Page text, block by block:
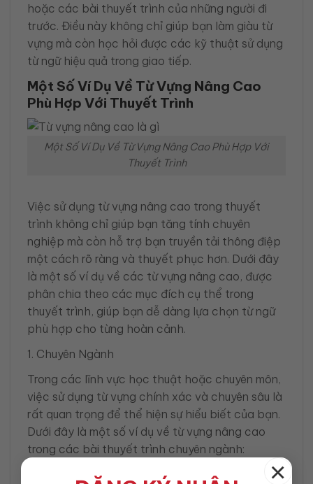
×
hoặc các bài thuyết trình của những người đi
trước. Điều này không chỉ giúp bạn làm giàu từ
vựng mà còn học hỏi được các kỹ thuật sử dụng
từ ngữ hiệu quả trong giao tiếp.
Một Số Ví Dụ Về Từ Vựng Nâng Cao
Phù Hợp Với Thuyết Trình
Một Số Ví Dụ Về Từ Vựng Nâng Cao Phù Hợp Với
Thuyết Trình
Việc sử dụng từ vựng nâng cao trong thuyết
trình không chỉ giúp bạn tăng tính chuyên
nghiệp mà còn hỗ trợ bạn truyền tải thông điệp
một cách rõ ràng và thuyết phục hơn. Dưới đây
là một số ví dụ về các từ vựng nâng cao, được
phân chia theo các mục đích cụ thể trong
thuyết trình, giúp bạn dễ dàng lựa chọn từ ngữ
phù hợp cho từng hoàn cảnh.
1. Chuyên Ngành
Trong các lĩnh vực học thuật hoặc chuyên môn,
việc sử dụng từ vựng chính xác và chuyên sâu là
rất quan trọng để thể hiện sự hiểu biết của bạn.
Dưới đây là một số ví dụ về từ vựng nâng cao
trong các bài thuyết trình chuyên ngành:
“Phân tích sâu sắc”: Khi bạn muốn làm rõ một